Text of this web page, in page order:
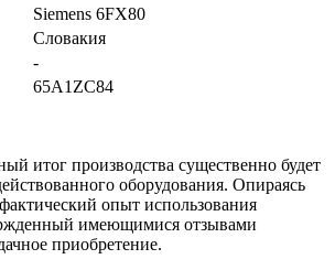
Siemens 6FX80
Словакия
-
65A1ZC84
итог производства существенно будет
оборудования. Опираясь
опыт использования
имеющимися отзывами
приобретение.